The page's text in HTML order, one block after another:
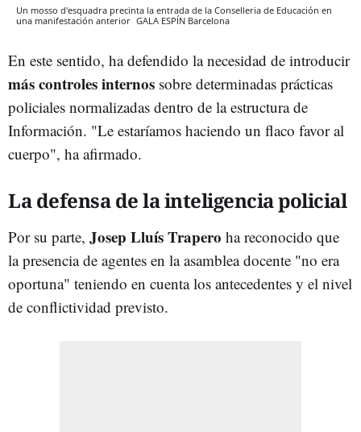
Un mosso d'esquadra precinta la entrada de la Conselleria de Educación en
una manifestación anterior GALA ESPÍN Barcelona
En este sentido, ha defendido la necesidad de introducir
más controles internos sobre determinadas prácticas
policiales normalizadas dentro de la estructura de
Información. "Le estaríamos haciendo un flaco favor al
cuerpo", ha afirmado.
La defensa de la inteligencia policial
Por su parte, Josep Lluís Trapero ha reconocido que
la presencia de agentes en la asamblea docente "no era
oportuna" teniendo en cuenta los antecedentes y el nivel
de conflictividad previsto.